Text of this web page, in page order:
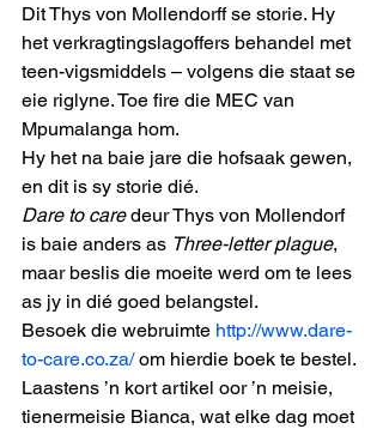
Dit Thys von Mollendorff se storie. Hy
het verkragtingslagoffers behandel met
teen-vigsmiddels – volgens die staat se
eie riglyne. Toe fire die MEC van
Mpumalanga hom.
Hy het na baie jare die hofsaak gewen,
en dit is sy storie dié.
Dare to care deur Thys von Mollendorf
is baie anders as Three-letter plague,
maar beslis die moeite werd om te lees
as jy in dié goed belangstel.
Besoek die webruimte http://www.dare-
to-care.co.za/ om hierdie boek te bestel.
Laastens ’n kort artikel oor ’n meisie,
tienermeisie Bianca, wat elke dag moet